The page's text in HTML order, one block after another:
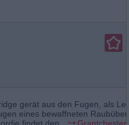
gerät aus den Fugen, als
eines bewaffneten
findet den...
Grantchester